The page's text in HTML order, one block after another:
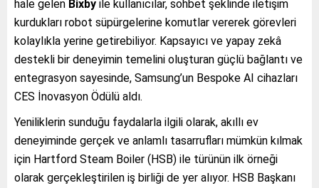
hale gelen Bixby ile kullanıcılar, sohbet şeklinde iletişim
kurdukları robot süpürgelerine komutlar vererek görevleri
kolaylıkla yerine getirebiliyor. Kapsayıcı ve yapay zekâ
destekli bir deneyimin temelini oluşturan güçlü bağlantı ve
entegrasyon sayesinde, Samsung’un Bespoke AI cihazları
CES İnovasyon Ödülü aldı.
Yeniliklerin sunduğu faydalarla ilgili olarak, akıllı ev
deneyiminde gerçek ve anlamlı tasarrufları mümkün kılmak
için Hartford Steam Boiler (HSB) ile türünün ilk örneği
olarak gerçekleştirilen iş birliği de yer alıyor. HSB Başkanı